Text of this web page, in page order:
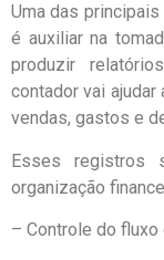
Uma das
é auxiliar na
produzir
contador vai
vendas, gastos e
Esses registros
organização
– Controle do fluxo